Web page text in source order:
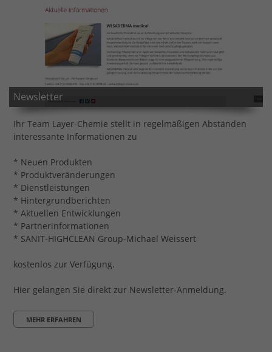
Newsletter
Ihr Team Layer-Chemie stellt in regelmäßigen Abständen
interessante Informationen zu
* Neuen Produkten
* Produktveränderungen
* Dienstleistungen
* Hintergrundberichten
* Aktuellen Entwicklungen
* Partnerinformationen
* SANIT-HIGHCLEAN Group-Michael Weissert
kostenlos zur Verfügung.
Hier gelangen Sie direkt zur Newsletter-Anmeldung.
MEHR ERFAHREN